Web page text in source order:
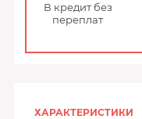
В кредит без
переплат
ХАРАКТЕРИСТИКИ